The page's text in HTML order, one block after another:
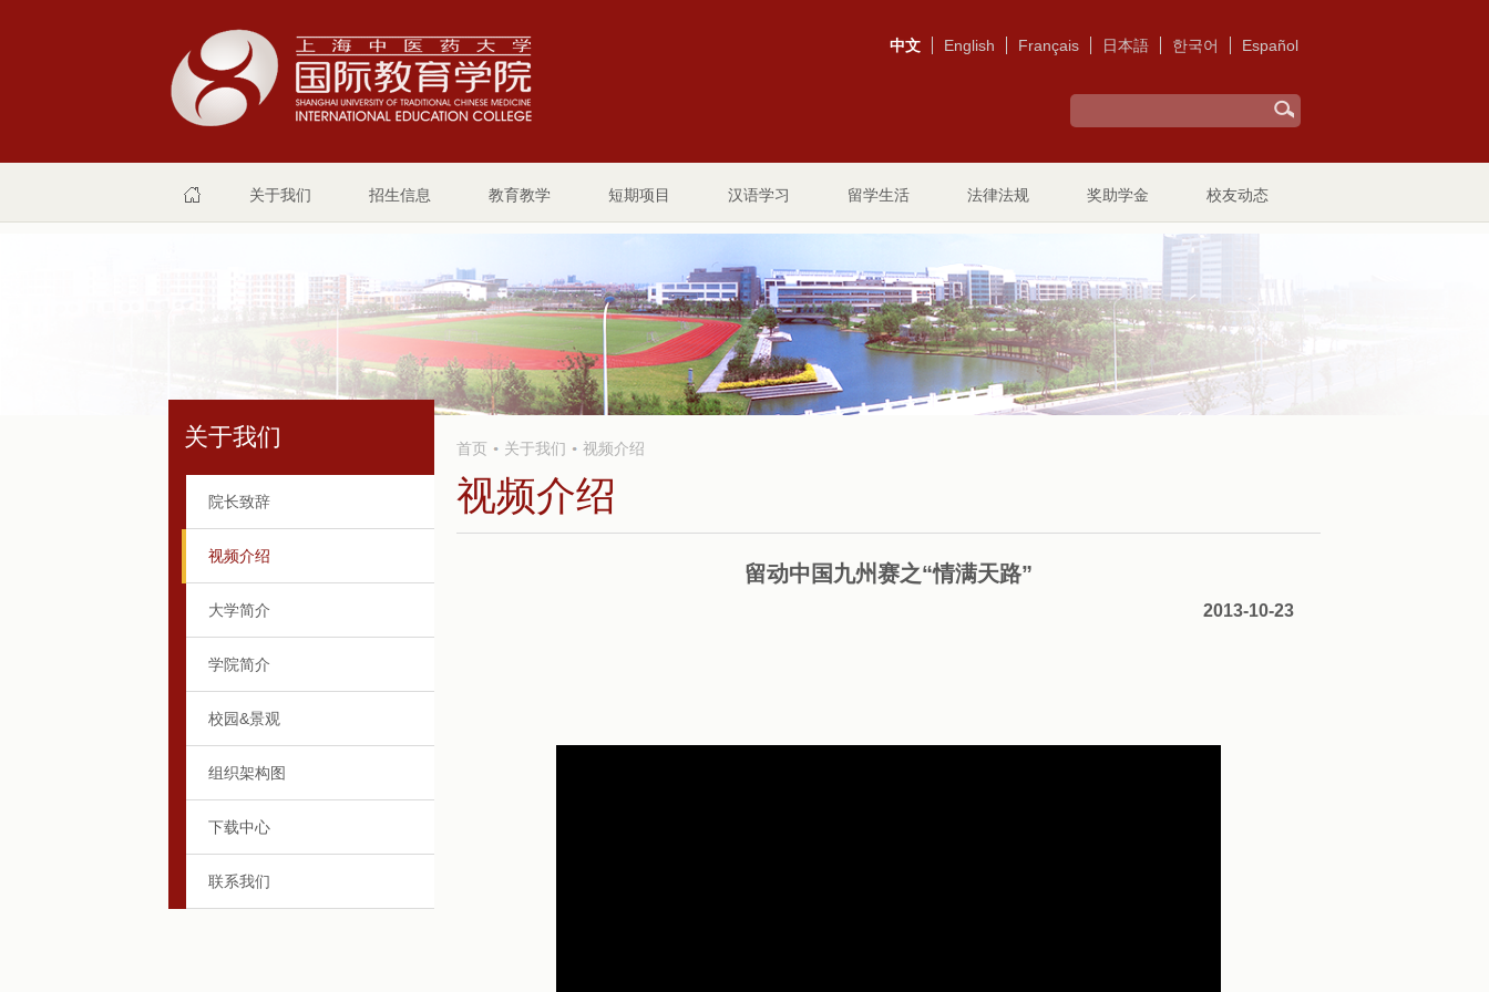
中文 English Français 日本語 한국어 Español
关于我们 招生信息 教育教学 短期项目 汉语学习 留学生活 法律法规 奖助学金 校友动态
关于我们
院长致辞
视频介绍
大学简介
学院简介
校园&景观
组织架构图
下载中心
联系我们
首页 关于我们 视频介绍
视频介绍
留动中国九州赛之“情满天路”
2013-10-23